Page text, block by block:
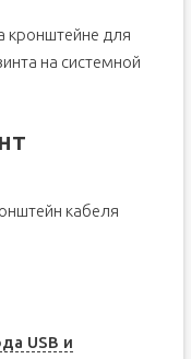
кронштейне для
на системной
кабеля
USB и